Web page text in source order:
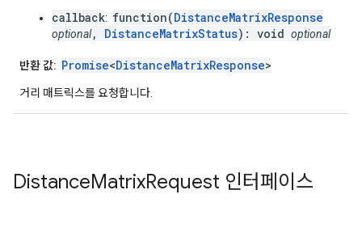
callback: function(DistanceMatrixResponse
optional, DistanceMatrixStatus): void optional
반환 값: Promise<DistanceMatrixResponse>
거리 매트릭스를 요청합니다.
DistanceMatrixRequest 인터페이스